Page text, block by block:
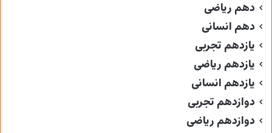
دهم ریاضی
دهم انسانی
یازدهم تجربی
یازدهم ریاضی
یازدهم انسانی
دوازدهم تجربی
دوازدهم ریاضی